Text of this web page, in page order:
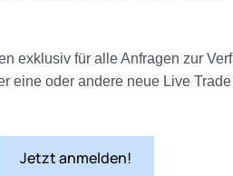
exklusiv für alle Anfragen zur
eine oder andere neue Live
Jetzt anmelden!